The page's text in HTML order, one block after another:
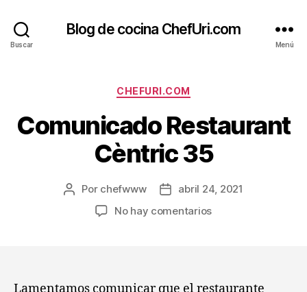
Buscar
Blog de cocina ChefUri.com
Menú
Categorías
CHEFURI.COM
Comunicado Restaurant
Cèntric 35
Autor
Por chefwww
Fechaabril 24, 2021
No hay comentariosen
Lamentamos comunicar que el restaurante